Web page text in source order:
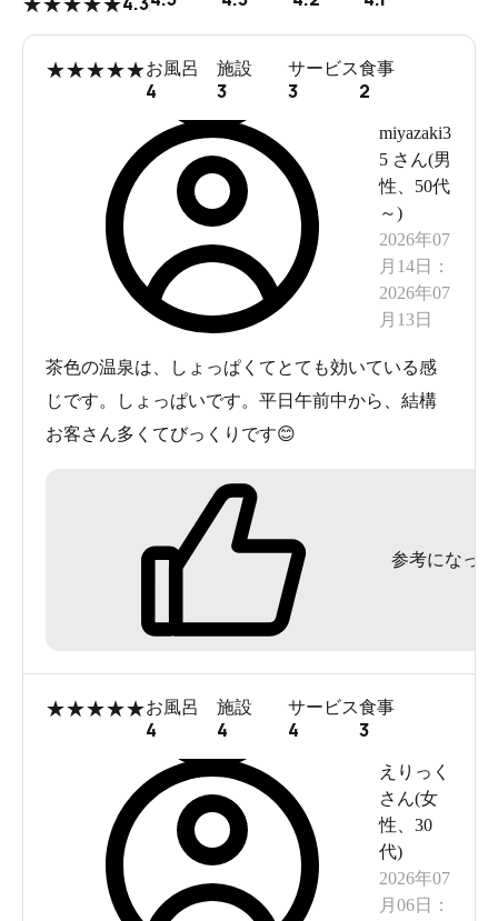
楽蒸洞セット」をタップ！
駐車場は広いですが、混む前の入館をオススメ
★★★★★
★★★★★お風呂
4
施設
3
サービス
3
食事
2
miyazaki3
5 さん(男
性
50代
～)
2026年07
月14日
：
2026年07
月13日
茶色の温泉は、しょっぱくてとても効いている感
じです。しょっぱいです。平日午前中から、結構
お客さん多くてびっくりです😊
参考になった
★★★★★お風呂
4
施設
4
サービス
4
食事
3
えりっく
さん(女
性
30
代)
2026年07
月06日
：